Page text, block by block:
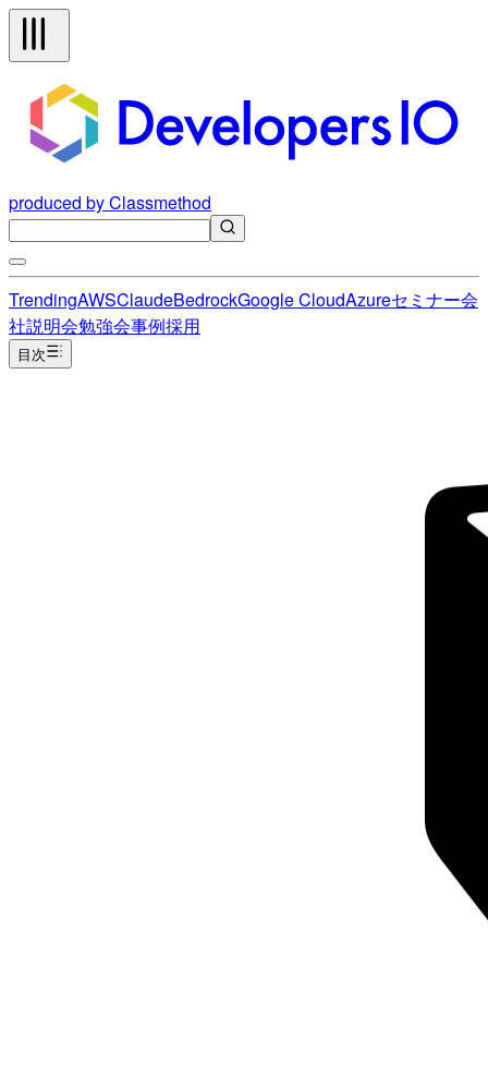
produced by Classmethod
TrendingAWSClaudeBedrockGoogle CloudAzureセミナー会
社説明会勉強会事例採用
目次